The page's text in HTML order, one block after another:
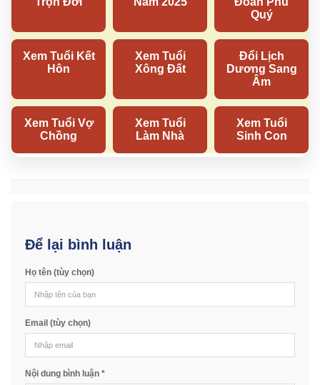
Để lại bình luận
Họ tên (tùy chọn)
Email (tùy chọn)
Nội dung bình luận *